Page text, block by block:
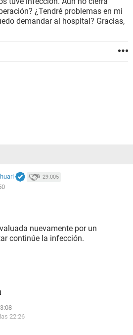
¿Tendré problemas en mi
demandar al hospital? Gracias,
29.005
nuevamente por un
continúe la infección.
22:26